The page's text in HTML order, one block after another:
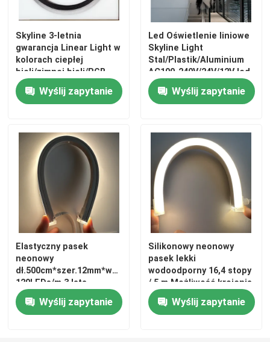
Skyline 3-letnia
gwarancja Linear Light w
kolorach ciepłej
bieli/zimnej bieli/RGB
Wyślij zapytanie
Led Oświetlenie liniowe
Skyline Light
Stal/Plastik/Aluminium
AC100-240V/24V/12V led
Wyślij zapytanie
Elastyczny pasek
neonowy
dł.500cm*szer.12mm*wys.20mm
120LEDs/m 3 lata
gwarancji RGBW DMX512
Wyślij zapytanie
Silikonowy neonowy
pasek lekki
wodoodporny 16,4 stopy
/ 5 m Możliwość krojenia
i łączenia, zmiana koloru
RGB
Wyślij zapytanie